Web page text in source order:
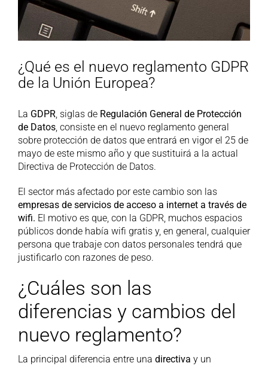
¿Qué es el nuevo reglamento GDPR
de la Unión Europea?
La GDPR , siglas de Regulación General de Protección
de Datos , consiste en el nuevo reglamento general
sobre protección de datos que entrará en vigor el 25 de
mayo de este mismo año y que sustituirá a la actual
Directiva de Protección de Datos.
El sector más afectado por este cambio son las
empresas de servicios de acceso a internet a través de
wifi. El motivo es que, con la GDPR, muchos espacios
públicos donde había wifi gratis y, en general, cualquier
persona que trabaje con datos personales tendrá que
justificarlo con razones de peso.
¿Cuáles son las
diferencias y cambios del
nuevo reglamento?
La principal diferencia entre una directiva y un